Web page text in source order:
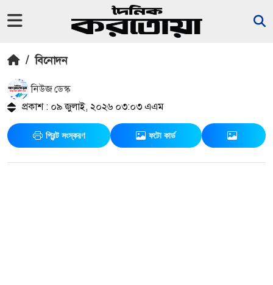
/ বিনোদন
নিউজ ডেস্ক
প্রকাশ : ০৯ জুলাই, ২০২৬ ০৩:০৩ এএম
প্রিন্ট সংস্করণ ফটো কার্ড